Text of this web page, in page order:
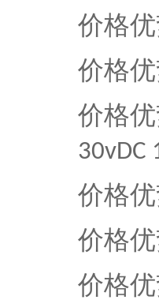
价格
价格
价格
30vDC
价格
价格
价格